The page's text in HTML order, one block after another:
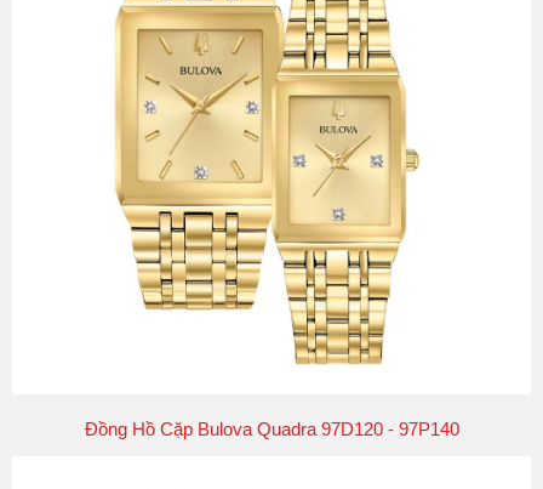
Đồng Hồ Cặp Bulova Quadra 97D120 - 97P140